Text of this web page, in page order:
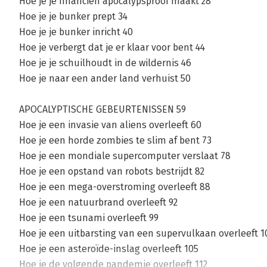
Hoe je je bunker prept 34
Hoe je je bunker inricht 40
Hoe je verbergt dat je er klaar voor bent 44
Hoe je je schuilhoudt in de wildernis 46
Hoe je naar een ander land verhuist 50
APOCALYPTISCHE GEBEURTENISSEN 59
Hoe je een invasie van aliens overleeft 60
Hoe je een horde zombies te slim af bent 73
Hoe je een mondiale supercomputer verslaat 78
Hoe je een opstand van robots bestrijdt 82
Hoe je een mega-overstroming overleeft 88
Hoe je een natuurbrand overleeft 92
Hoe je een tsunami overleeft 99
Hoe je een uitbarsting van een supervulkaan overleeft
Hoe je een asteroïde-inslag overleeft 105
Hoe je de volgende pandemie overleeft 112